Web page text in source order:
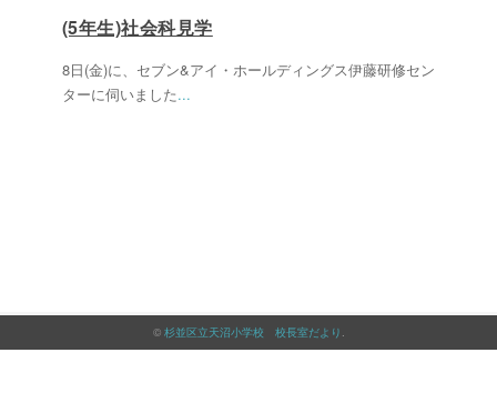
(5年生)社会科見学
8日(金)に、セブン&アイ・ホールディングス伊藤研修セン
ターに伺いました...
© 杉並区立天沼小学校 校長室だより .